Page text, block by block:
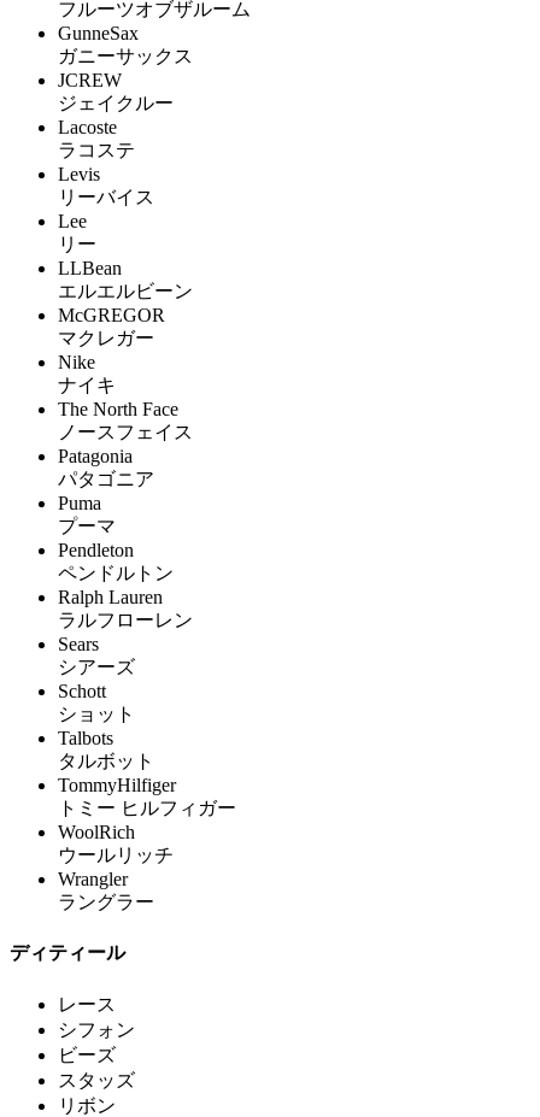
フルーツオブザルーム
GunneSax
ガニーサックス
JCREW
ジェイクルー
Lacoste
ラコステ
Levis
リーバイス
Lee
リー
LLBean
エルエルビーン
McGREGOR
マクレガー
Nike
ナイキ
The North Face
ノースフェイス
Patagonia
パタゴニア
Puma
プーマ
Pendleton
ペンドルトン
Ralph Lauren
ラルフローレン
Sears
シアーズ
Schott
ショット
Talbots
タルボット
TommyHilfiger
トミー ヒルフィガー
WoolRich
ウールリッチ
Wrangler
ラングラー
ディティール
レース
シフォン
ビーズ
スタッズ
リボン